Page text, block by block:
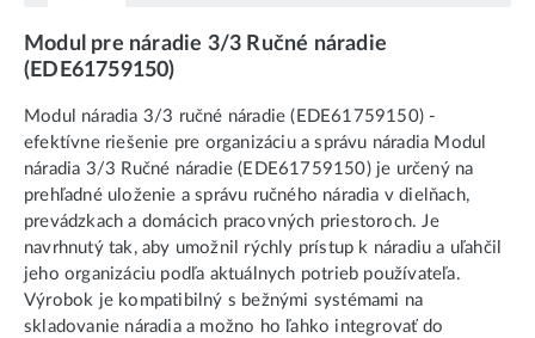
Modul pre náradie 3/3 Ručné náradie
(EDE61759150)
Modul náradia 3/3 ručné náradie (EDE61759150) -
efektívne riešenie pre organizáciu a správu náradia Modul
náradia 3/3 Ručné náradie (EDE61759150) je určený na
prehľadné uloženie a správu ručného náradia v dielňach,
prevádzkach a domácich pracovných priestoroch. Je
navrhnutý tak, aby umožnil rýchly prístup k náradiu a uľahčil
jeho organizáciu podľa aktuálnych potrieb používateľa.
Výrobok je kompatibilný s bežnými systémami na
skladovanie náradia a možno ho ľahko integrovať do